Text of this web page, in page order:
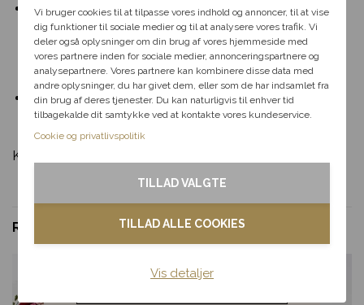
Vi bruger cookies til at tilpasse vores indhold og annoncer, til at vise
dig funktioner til sociale medier og til at analysere vores trafik. Vi
deler også oplysninger om din brug af vores hjemmeside med
vores partnere inden for sociale medier, annonceringspartnere og
analysepartnere. Vores partnere kan kombinere disse data med
andre oplysninger, du har givet dem, eller som de har indsamlet fra
din brug af deres tjenester. Du kan naturligvis til enhver tid
tilbagekalde dit samtykke ved at kontakte vores kundeservice.
Cookie og privatlivspolitik
TILLAD ALLE COOKIES
TILLAD VALGTE
Vis detaljer
Den luftige struktur giver et let og naturligt udtryk.
Afbillede krans har en størrelse på Ø 60-70 cm. til
2.500 kr. Bestil i dag og få levering samme dag ved
bestilling inden deadline.
Kransen måler ca. Ø 60-70 cm i pris 2.500 kr.
færdigpyntet og leveres med et luftigt udtryk.
Kan leveres direkte til kirken eller kapellet.
RELATEREDE VARER
passer til dig, så hjælper vi
dig videre med at finde den
perfekte rabat til dit svar.
Fødselsdag
Tak & omtanke
Kondolence
Blomster til hjemmet
Noget andet